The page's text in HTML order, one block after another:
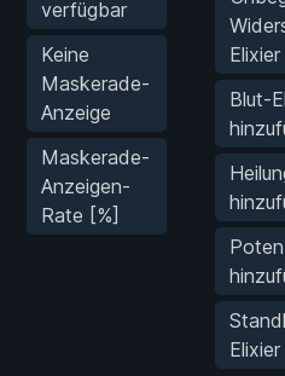
verfügbar
Keine
Maskerade-
Anzeige
Maskerade-
Anzeigen-
Rate [%]
Elixier
Blut-